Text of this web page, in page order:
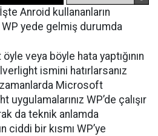
Anroid kullananların
yede gelmiş durumda
veya böyle hata yaptığının
ismini hatırlarsanız
Microsoft
uygulamalarınız WP’de çalışır
da teknik anlamda
ciddi bir kısmı WP’ye